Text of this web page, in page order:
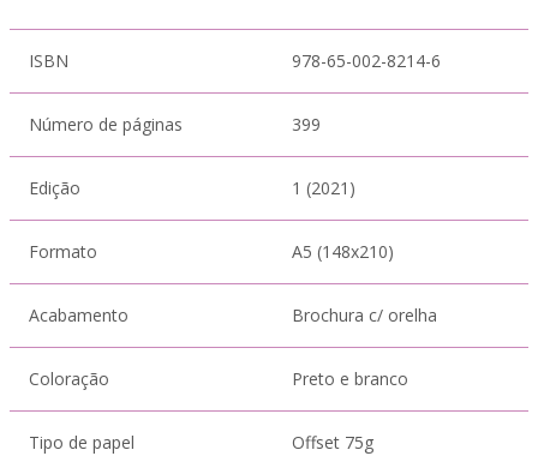
ISBN 978-65-002-8214-6
Número de páginas 399
Edição 1 (2021)
Formato A5 (148x210)
Acabamento Brochura c/ orelha
Coloração Preto e branco
Tipo de papel Offset 75g